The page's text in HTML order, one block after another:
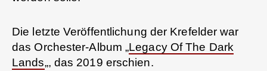
Die letzte Veröffentlichung der Krefelder war
das Orchester-Album „Legacy Of The Dark
Lands„, das 2019 erschien.